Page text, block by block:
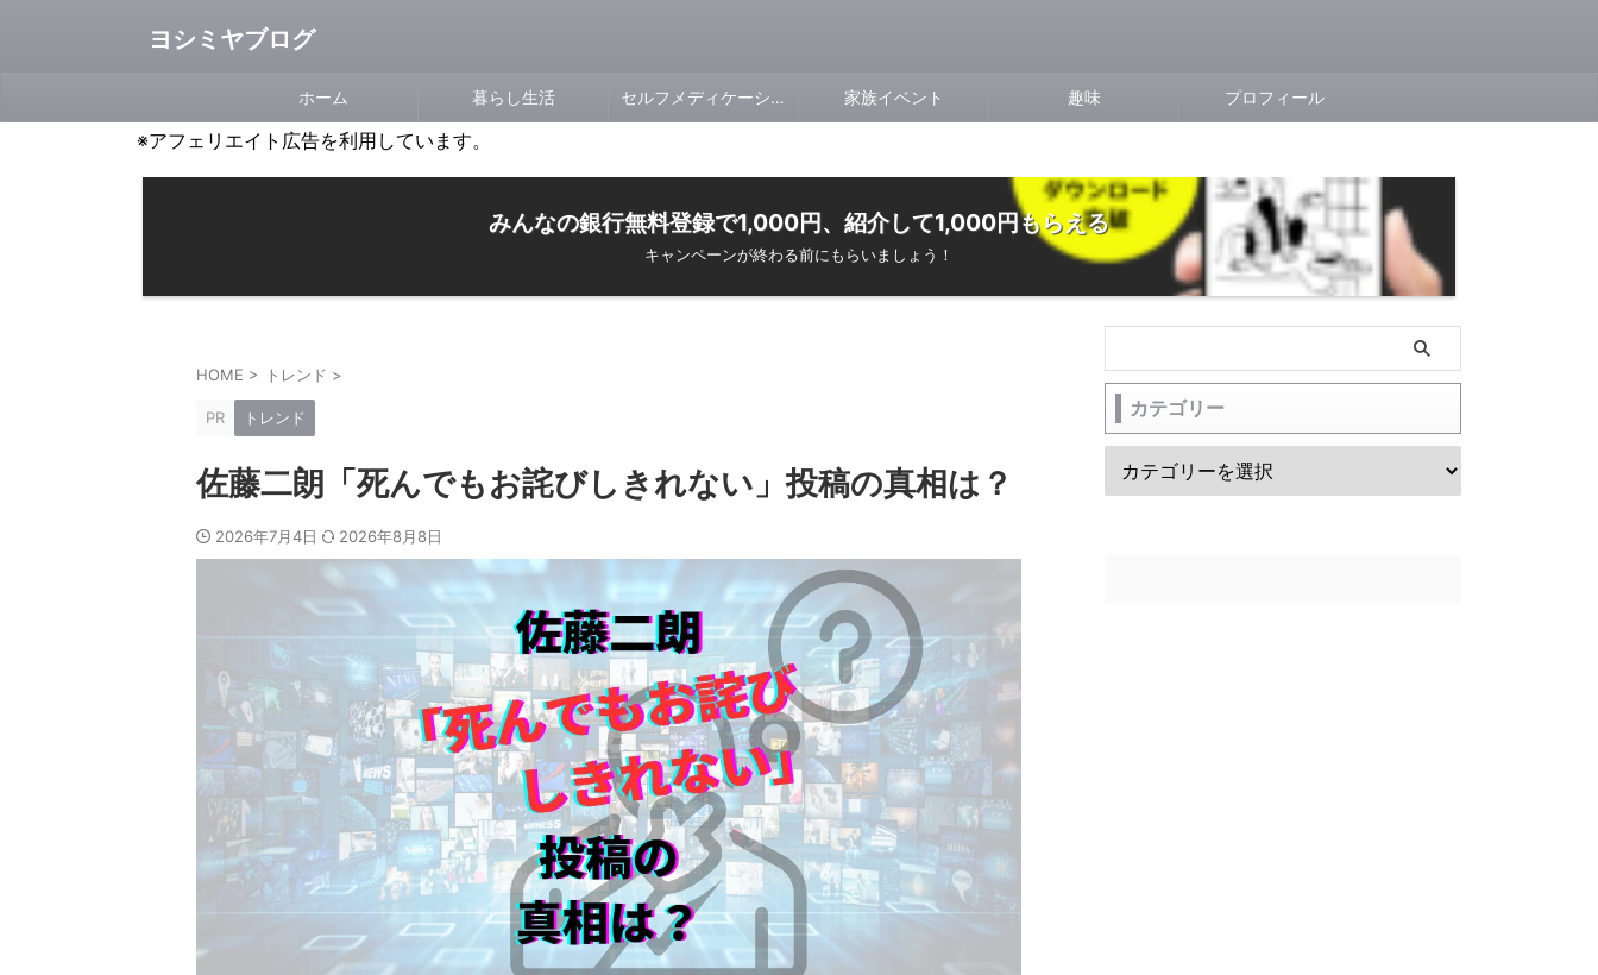
ヨシミヤブログ
ホーム 暮らし生活 セルフメディケーション 家族イベント 趣味 プロフィール
※アフェリエイト広告を利用しています。
みんなの銀行無料登録で1,000円、紹介して1,000円もらえる
キャンペーンが終わる前にもらいましょう！
HOME > トレンド >
PR トレンド
佐藤二朗「死んでもお詫びしきれない」投稿の真相は？
2026年7月4日 2026年8月8日
カテゴリー